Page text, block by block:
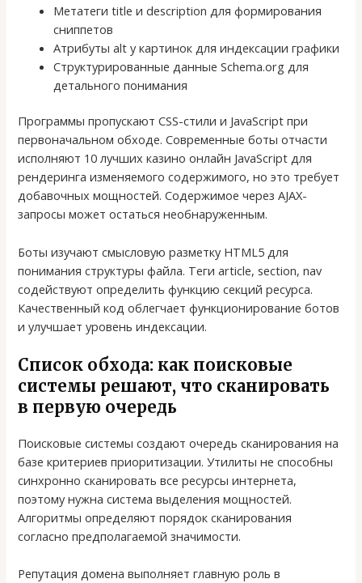
Метатеги title и description для формирования
сниппетов
Атрибуты alt у картинок для индексации графики
Структурированные данные Schema.org для
детального понимания
Программы пропускают CSS-стили и JavaScript при
первоначальном обходе. Современные боты отчасти
исполняют 10 лучших казино онлайн JavaScript для
рендеринга изменяемого содержимого, но это требует
добавочных мощностей. Содержимое через AJAX-
запросы может остаться необнаруженным.
Боты изучают смысловую разметку HTML5 для
понимания структуры файла. Теги article, section, nav
содействуют определить функцию секций ресурса.
Качественный код облегчает функционирование ботов
и улучшает уровень индексации.
Список обхода: как поисковые
системы решают, что сканировать
в первую очередь
Поисковые системы создают очередь сканирования на
базе критериев приоритизации. Утилиты не способны
синхронно сканировать все ресурсы интернета,
поэтому нужна система выделения мощностей.
Алгоритмы определяют порядок сканирования
согласно предполагаемой значимости.
Репутация домена выполняет главную роль в